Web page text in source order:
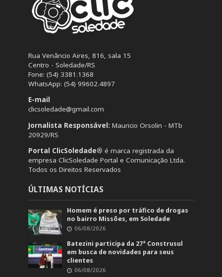
Rua Venâncio Aires, 816, sala 15
Centro - Soledade/RS
Fone: (54) 3381.1368
WhatsApp: (54) 99602.4897
E-mail
clicsoledade@gmail.com
Jornalista Responsável: Mauricio Orsolin - MTb
20929/RS
Portal ClicSoledade® é marca registrada da
empresa ClicSoledade Portal e Comunicação Ltda.
Todos os Direitos Reservados
ÚLTIMAS NOTÍCIAS
Homem é preso por tráfico de drogas
no bairro Missões, em Soledade
06/08/2026
Batezini participa da 27ª Construsul
em busca de novidades para seus
clientes
06/08/2026